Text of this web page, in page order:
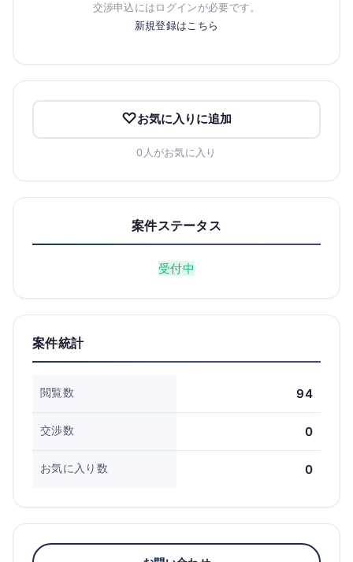
交渉申込にはログインが必要です。
新規登録はこちら
お気に入りに追加
0人がお気に入り
案件ステータス
受付中
案件統計
閲覧数 94
交渉数 0
お気に入り数 0